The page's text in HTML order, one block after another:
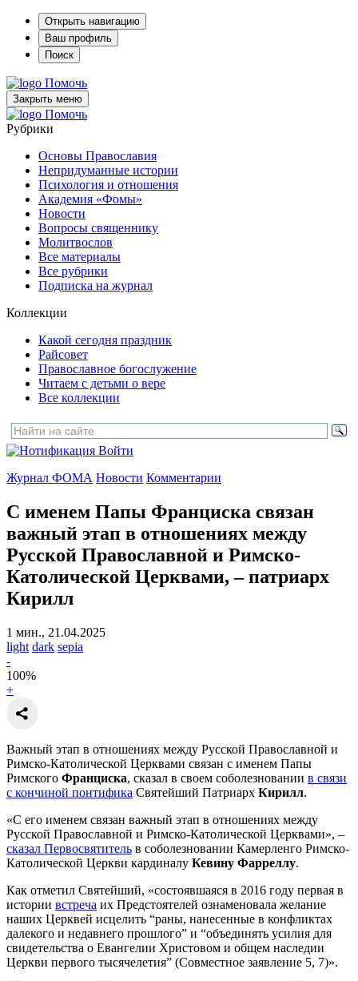
Открыть навигацию
Ваш профиль
Поиск
Помочь
Закрыть меню
Помочь
Рубрики
Основы Православия
Непридуманные истории
Психология и отношения
Академия «Фомы»
Новости
Вопросы священнику
Молитвослов
Все материалы
Все рубрики
Подписка на журнал
Коллекции
Какой сегодня праздник
Райсовет
Православное богослужение
Читаем с детьми о вере
Все коллекции
Войти
Журнал ФОМА Новости Комментарии
С именем Папы Франциска связан
важный этап в отношениях между
Русской Православной и Римско-
Католической Церквами, – патриарх
Кирилл
1 мин., 21.04.2025
light dark sepia
-
100%
+
Важный этап в отношениях между Русской Православной и
Римско-Католической Церквами связан с именем Папы
Римского Франциска, сказал в своем соболезновании в связи
с кончиной понтифика Святейший Патриарх Кирилл.
«С его именем связан важный этап в отношениях между
Русской Православной и Римско-Католической Церквами», –
сказал Первосвятитель в соболезновании Камерленго Римско-
Католической Церкви кардиналу Кевину Фарреллу.
Как отметил Святейший, «состоявшаяся в 2016 году первая в
истории встреча их Предстоятелей ознаменовала желание
наших Церквей исцелить “раны, нанесенные в конфликтах
далекого и недавнего прошлого” и “объединять усилия для
свидетельства о Евангелии Христовом и общем наследии
Церкви первого тысячелетия” (Совместное заявление 5, 7)».